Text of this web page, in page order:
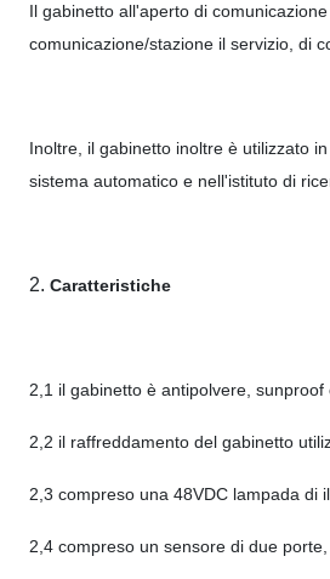
Il gabinetto all'aperto di
comunicazione/stazione il servizio, di
Inoltre, il gabinetto inoltre è utilizzato
sistema automatico e nell'istituto di
2. Caratteristiche
2,1 il gabinetto è antipolvere,
2,2 il raffreddamento del gabinetto
2,3 compreso una 48VDC lampada di
2,4 compreso un sensore di due